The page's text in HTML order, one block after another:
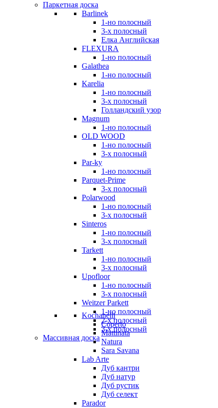
Паркетная доска
Barlinek
1-но полосный
3-х полосный
Елка Английская
FLEXURA
1-но полосный
Galathea
1-но полосный
Karelia
1-но полосный
3-х полосный
Голландский узор
Magnum
1-но полосный
OLD WOOD
1-но полосный
3-х полосный
Par-ky
1-но полосный
Parquet-Prime
3-х полосный
Polarwood
1-но полосный
3-х полосный
Sinteros
1-но полосный
3-х полосный
Tarkett
1-но полосный
3-х полосный
Upofloor
1-но полосный
3-х полосный
Weitzer Parkett
1-но полосный
2-х полосный
3-х полосный
Массивная доска
Kochanelli
Coperto
Mattinata
Natura
Sara Savana
Lab Arte
Дуб кантри
Дуб натур
Дуб рустик
Дуб селект
Parador